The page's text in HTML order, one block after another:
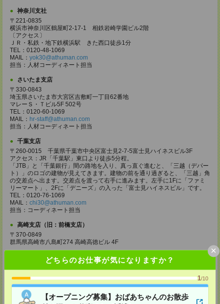
どちらのお仕事が気になりますか？
1/10
【オープニング募集】おばあちゃんのお散歩
×
神奈川支社
〒221-0835
横浜市神奈川区鶴屋町2-17-1 相鉄岩崎学園ビル2階
〔アクセス〕
ＪＲ・私鉄・地下鉄横浜駅 きた西口徒歩1分
TEL：0120-48-1069
MAIL： yok30@athuman.com
担当：人材コーディネート担当
さいたま支店
〒330-0843
埼玉県さいたま市大宮区吉敷町一丁目62番地
マレーＳ・Ｔビル5F 502号
TEL：0120-60-1069
MAIL： hr-staff@athuman.com
担当：人材コーディネート担当
千葉支店
〒260-0015 千葉県千葉市中央区富士見2-7-5富士見ハイネスビル3F
アクセス：JR「千葉駅」東口より徒歩5分程。
「JTB」と「千葉銀行」間の路地を入り、真っ直ぐ進むと、「三越（デパー
ト）」のロゴの建物が見えてきます。建物の前を通り過ぎると、「三越」角
の交差点へ出ます。交差点を渡って右手に進みます。左手に1Fに「ファミ
リーマート」、2Fに「デニーズ」の入った「富士見ハイネスビル」です。
TEL：0120-76-1069
MAIL： chi30@athuman.com
担当：コーディネート担当
高崎支店（旧：前橋支店）
〒370-0849
群馬県高崎市八島町274 高崎高徳ビル 4F
ＪＲ高崎駅より徒歩3分
TEL：0120-25-1069
MAIL：tks30@athuman.com
担当：人材コーディネート担当
宇都宮支店